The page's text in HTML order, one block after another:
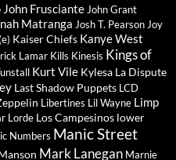
John Frusciante John Grant
Matranga Josh T. Pearson Joy
Kaiser Chiefs Kanye West
Lamar Kills Kinesis Kings of
Kurt Vile Kylesa La Dispute
Last Shadow Puppets LCD
Libertines Lil Wayne Limp
Lorde Los Campesinos lower
Numbers Manic Street
Mark Lanegan Marnie